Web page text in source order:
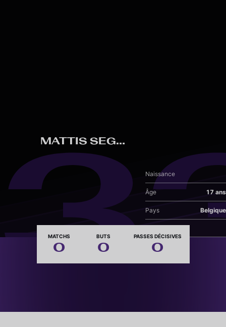
MATTIS SEGHERS
Naissance
Âge 17 ans
Pays Belgique
MATCHS
0
BUTS
0
PASSES DÉCISIVES
0